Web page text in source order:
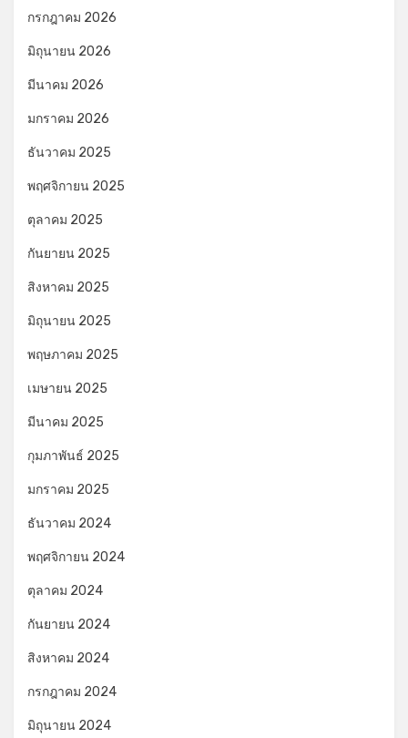
กรกฎาคม 2026
มิถุนายน 2026
มีนาคม 2026
มกราคม 2026
ธันวาคม 2025
พฤศจิกายน 2025
ตุลาคม 2025
กันยายน 2025
สิงหาคม 2025
มิถุนายน 2025
พฤษภาคม 2025
เมษายน 2025
มีนาคม 2025
กุมภาพันธ์ 2025
มกราคม 2025
ธันวาคม 2024
พฤศจิกายน 2024
ตุลาคม 2024
กันยายน 2024
สิงหาคม 2024
กรกฎาคม 2024
มิถุนายน 2024